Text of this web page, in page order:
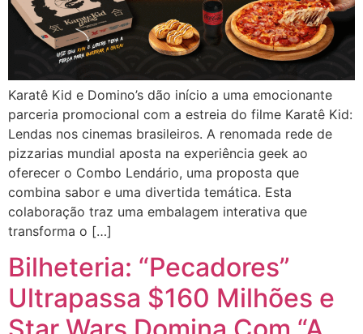
Karatê Kid e Domino’s dão início a uma emocionante
parceria promocional com a estreia do filme Karatê Kid:
Lendas nos cinemas brasileiros. A renomada rede de
pizzarias mundial aposta na experiência geek ao
oferecer o Combo Lendário, uma proposta que
combina sabor e uma divertida temática. Esta
colaboração traz uma embalagem interativa que
transforma o […]
Bilheteria: “Pecadores”
Ultrapassa $160 Milhões e